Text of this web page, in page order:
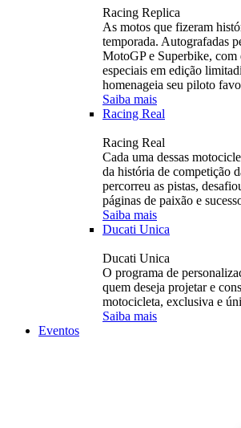
Racing Replica
As motos que fizeram
temporada. Autografadas
MotoGP e Superbike, com
especiais em edição
homenageia seu piloto
Saiba mais
Racing Real
Racing Real
Cada uma dessas
da história de competição
percorreu as pistas,
páginas de paixão e
Saiba mais
Ducati Unica
Ducati Unica
O programa de
quem deseja projetar e
motocicleta, exclusiva e
Saiba mais
Eventos